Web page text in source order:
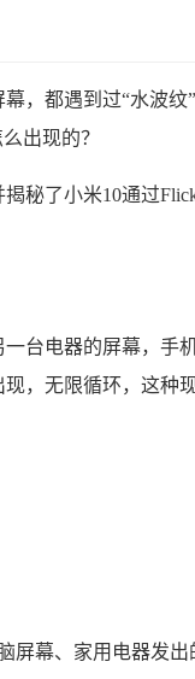
，都遇到过“水波
出现的？
秘了小米10通过
台电器的屏幕，手
，无限循环，这种
屏幕、家用电器发